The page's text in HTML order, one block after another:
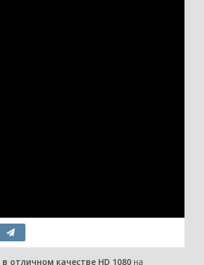
отличном качестве HD 1080 на